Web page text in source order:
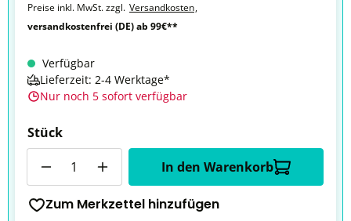
Preise inkl. MwSt. zzgl. Versandkosten,
versandkostenfrei (DE) ab 99€**
Verfügbar
Lieferzeit: 2-4 Werktage*
Nur noch 5 sofort verfügbar
Stück
In den Warenkorb
Zum Merkzettel hinzufügen